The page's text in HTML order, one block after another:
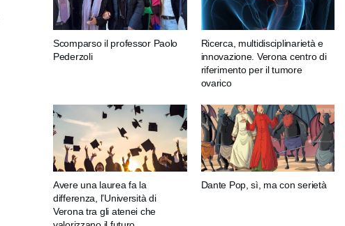
Scomparso il professor Paolo
Pederzoli
Ricerca, multidisciplinarietà e
innovazione. Verona centro di
riferimento per il tumore
ovarico
Avere una laurea fa la
differenza, l’Università di
Verona tra gli atenei che
Dante Pop, sì, ma con serietà